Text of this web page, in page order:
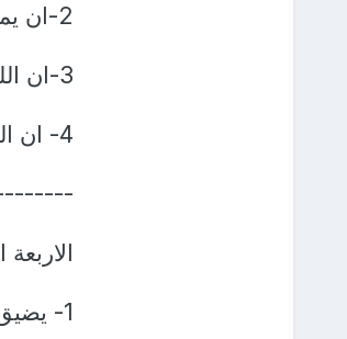
2-ان يموت جائعا وان لا يحبه احد من خلقه
3-ان الله لا يبارك في عمره
4- ان الله لا يبارك في رزقه ولا اولاده
1- يضيق عليه قبره